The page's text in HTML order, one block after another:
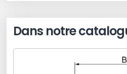
Dans notre